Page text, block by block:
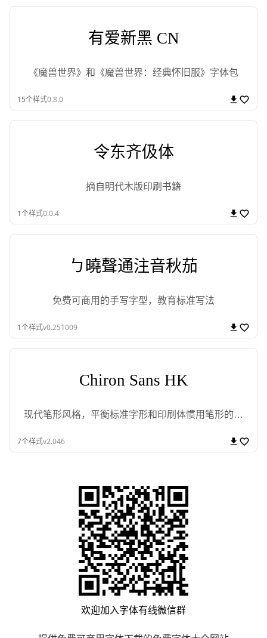
有爱新黑 CN
《魔兽世界》和《魔兽世界：经典怀旧服》字体包
15个样式0.8.0
令东齐伋体
摘自明代木版印刷书籍
1个样式0.0.4
ㄅ曉聲通注音秋茄
免费可商用的手写字型，教育标准写法
1个样式v0.251009
Chiron Sans HK
现代笔形风格，平衡标准字形和印刷体惯用笔形的免
7个样式v2.046
欢迎加入字体有线微信群